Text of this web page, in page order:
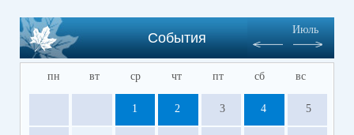
События
Июль
пн вт ср чт пт сб вс
1 2 3 4 5